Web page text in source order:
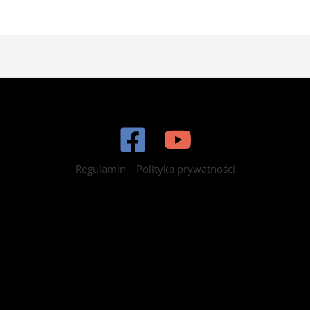
Regulamin Polityka prywatności